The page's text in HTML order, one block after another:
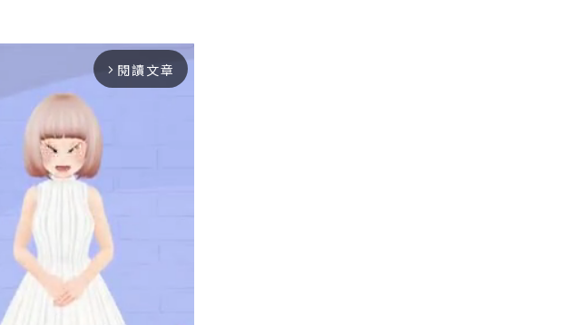
arrow_forward_ios 閱讀文章